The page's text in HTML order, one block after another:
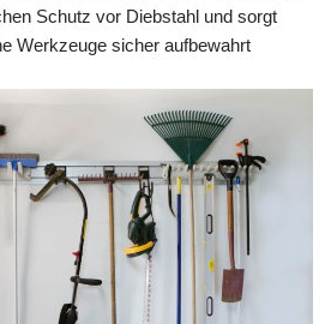
Schutz vor Diebstahl und sorgt
Werkzeuge sicher aufbewahrt